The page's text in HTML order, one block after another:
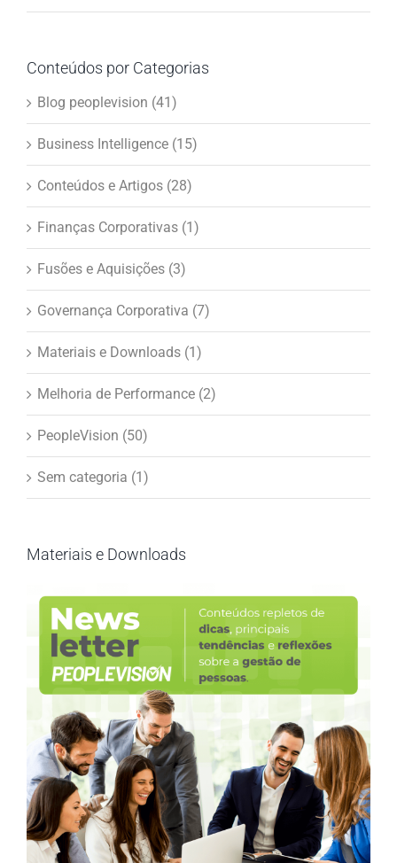
Conteúdos por Categorias
Blog peoplevision (41)
Business Intelligence (15)
Conteúdos e Artigos (28)
Finanças Corporativas (1)
Fusões e Aquisições (3)
Governança Corporativa (7)
Materiais e Downloads (1)
Melhoria de Performance (2)
PeopleVision (50)
Sem categoria (1)
Materiais e Downloads